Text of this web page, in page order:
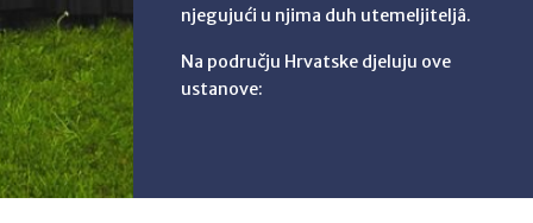
njegujući u njima duh utemeljiteljâ.
Na području Hrvatske djeluju ove
ustanove: